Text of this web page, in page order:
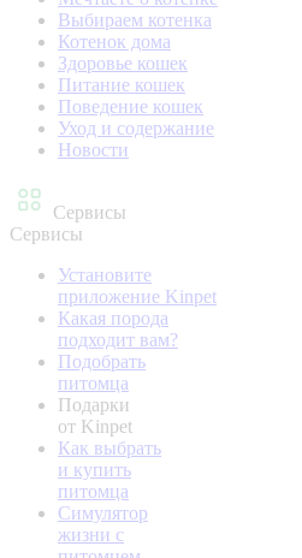
Выбираем котенка
Котенок дома
Здоровье кошек
Питание кошек
Поведение кошек
Уход и содержание
Новости
Сервисы
Сервисы
Установите
приложение Kinpet
Какая порода
подходит вам?
Подобрать
питомца
Подарки
от Kinpet
Как выбрать
и купить
питомца
Симулятор
жизни с